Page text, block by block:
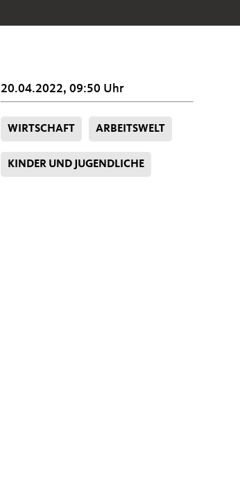
20.04.2022, 09:50 Uhr
WIRTSCHAFT ARBEITSWELT
KINDER UND JUGENDLICHE